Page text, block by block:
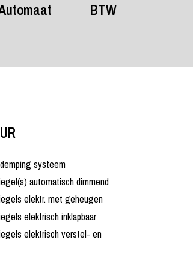
BTW
systeem
automatisch dimmend
elektr. met geheugen
elektrisch inklapbaar
elektrisch verstel- en